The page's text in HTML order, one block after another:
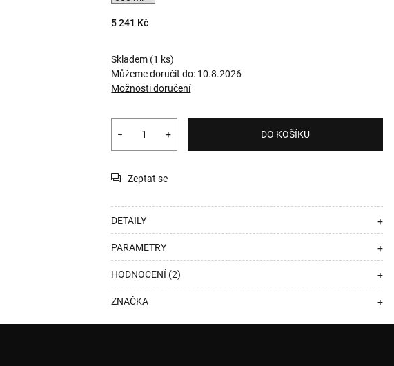
5 241 Kč
Skladem (1 ks)
Můžeme doručit do: 10.8.2026
Možnosti doručení
+
− DO KOŠÍKU
Zeptat se
DETAILY +
PARAMETRY +
HODNOCENÍ (2) +
ZNAČKA +